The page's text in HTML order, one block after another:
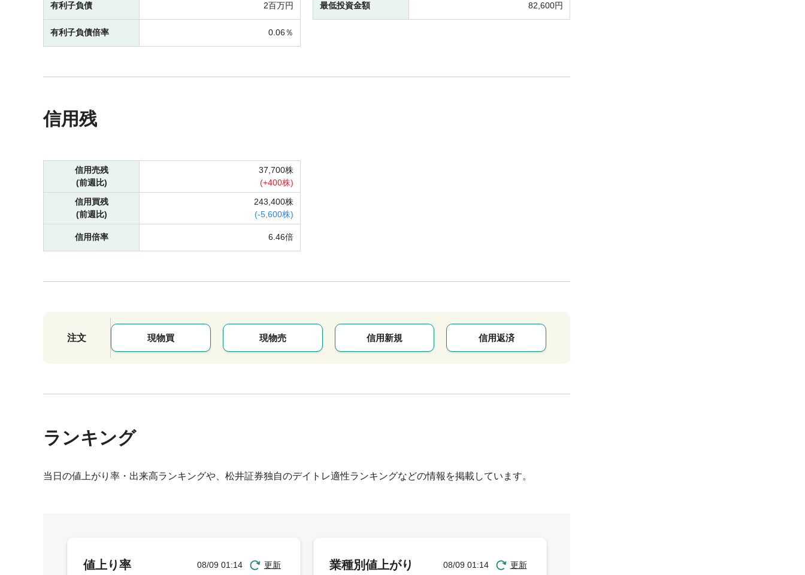
有利子負債 2百万円
有利子負債倍率 0.06％
最低投資金額 82,600円
信用残
信用売残
(前週比)
37,700株
(+400株)
信用買残
(前週比)
243,400株
(-5,600株)
信用倍率 6.46倍
注文 現物買 現物売 信用新規 信用返済
ランキング
当日の値上がり率・出来高ランキングや、松井証券独自のデイトレ適性ランキングなどの情報を掲載しています。